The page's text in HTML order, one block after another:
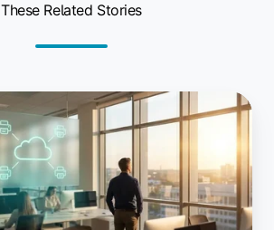
These Related Stories